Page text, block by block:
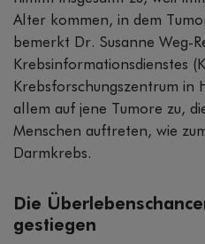
Alter kommen, in dem
bemerkt Dr. Susanne Weg-
Krebsinformationsdienstes
Krebsforschungszentrum
allem auf jene Tumore zu,
Menschen auftreten, wie
Darmkrebs.
Die
gestiegen